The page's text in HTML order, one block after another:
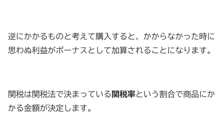
逆にかかるものと考えて購入すると、かからなかった時に
思わぬ利益がボーナスとして加算されることになります。
関税は関税法で決まっている 関税率という割合で商品にか
かる金額が決定します。